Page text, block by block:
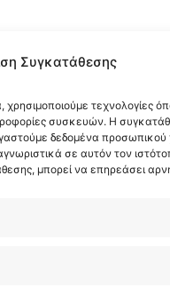
Συγκατάθεσης
τεχνολογίες
συσκευών. Η
δεδομένα
σε αυτόν τον
μπορεί να επηρεάσει